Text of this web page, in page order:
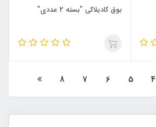
بوق کادیلاکی "بسته 2 عددی"
4
5
6
7
8